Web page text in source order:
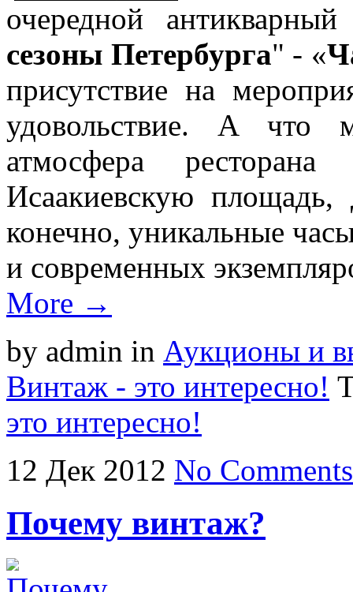
очередной
сезоны Петербурга" - «
присутствие на
удовольствие. А что
атмосфера
Исаакиевскую площадь,
конечно, уникальные
и современных
More →
by admin in Аукционы и
Винтаж - это интересно!
это интересно!
12 Дек 2012 No Comments
Почему винтаж?